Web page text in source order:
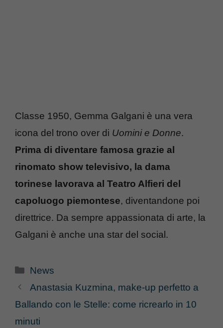
Classe 1950, Gemma Galgani è una vera
icona del trono over di Uomini e Donne.
Prima di diventare famosa grazie al
rinomato show televisivo, la dama
torinese lavorava al Teatro Alfieri del
capoluogo piemontese, diventandone poi
direttrice. Da sempre appassionata di arte, la
Galgani è anche una star del social.
Categorie
News
Anastasia Kuzmina, make-up perfetto a
Ballando con le Stelle: come ricrearlo in 10
minuti